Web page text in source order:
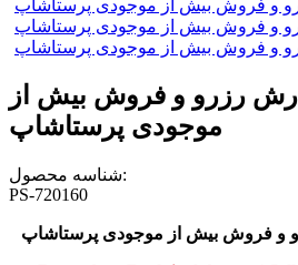
رزرو و فروش بیش از
موجودی پرستاشاپ
شناسه محصول:
PS-720160
و فروش بیش از موجودی پرستاشاپ